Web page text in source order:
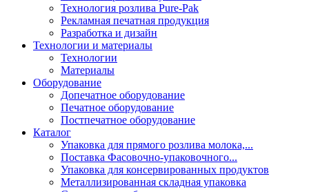
Технология розлива Pure-Pak
Рекламная печатная продукция
Разработка и дизайн
Технологии и материалы
Технологии
Материалы
Оборудование
Допечатное оборудование
Печатное оборудование
Постпечатное оборудование
Каталог
Упаковка для прямого розлива молока,...
Поставка Фасовочно-упаковочного...
Упаковка для консервированных продуктов
Металлизированная складная упаковка